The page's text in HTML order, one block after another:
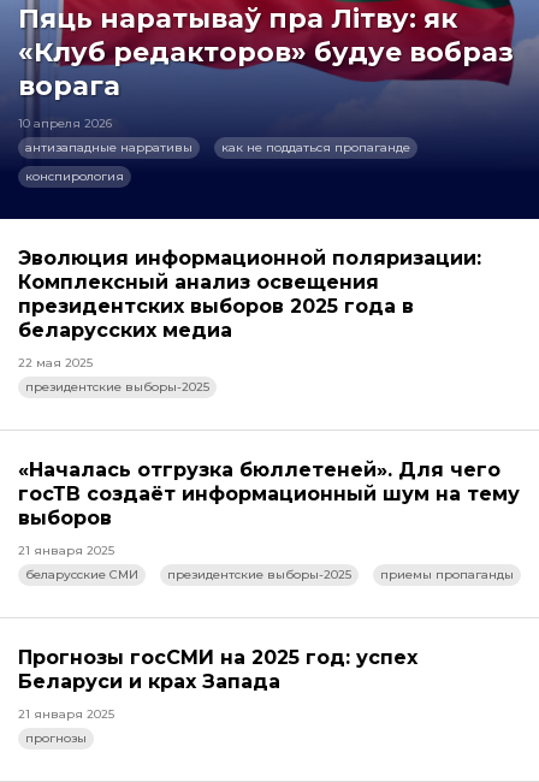
Пяць наратываў пра Літву: як
«Клуб редакторов» будуе вобраз
ворага
10 апреля 2026
антизападные нарративы
как не поддаться пропаганде
конспирология
Эволюция информационной поляризации:
Комплексный анализ освещения
президентских выборов 2025 года в
беларусских медиа
22 мая 2025
президентские выборы-2025
«Началась отгрузка бюллетеней». Для чего
госТВ создаёт информационный шум на тему
выборов
21 января 2025
беларусские СМИ
президентские выборы-2025 приемы пропаганды
Прогнозы госСМИ на 2025 год: успех
Беларуси и крах Запада
21 января 2025
прогнозы